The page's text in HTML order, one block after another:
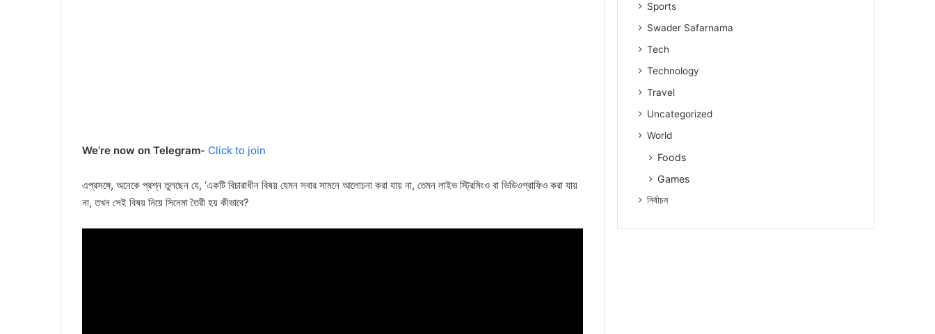
We’re now on Telegram- Click to join
এপ্রসঙ্গে, অনেকে প্রশ্ন তুলছেন যে, ‘একটি বিচারাধীন বিষয় যেমন সবার সামনে আলোচনা করা যায় না, তেমন লাইভ স্ট্রিমিংও বা ভিডিওগ্রাফিও করা যায়
না, তখন সেই বিষয় নিয়ে সিনেমা তৈরী হয় কীভাবে?
Sports
Swader Safarnama
Tech
Technology
Travel
Uncategorized
World
Foods
Games
নিৰ্বাচন